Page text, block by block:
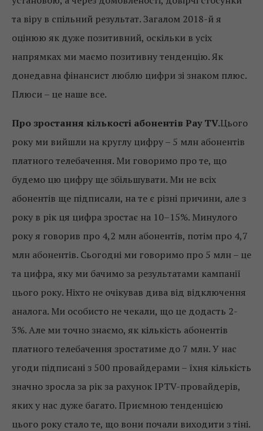
та віру в спільний результат. Загалом 2018-й я
оцінюю як дуже позитивний, оскільки в усіх
напрямках ми маємо позитивну тенденцію. Як
донедавна фінансист люблю цифри зі знаком плюс.
Плюси – це наше все.
Про зростання кількості абонентів Pay TV.Цього
року ми вийшли на круглу цифру – 5 млн абонентів
платного телебачення. Ми говоримо про те, що
будемо цю цифру ще збільшувати. Ми не всіх
абонентів ще підписали, на те є різні причини, але з
року в рік ця цифра зростає на 10–15%. Минулого
року я говорив про 4,2 млн абонентів, потім про 4,7
млн ​​абонентів. Сьогодні ми говоримо про 5 млн – це
та цифра, яку ми бачимо за результатами кампанії
цього року. Ніхто не очікував дива від відключення
аналога. Ми особисто не чекали, що це додасть 2-
3%. Але ми точно знаємо, як кількість абонентів
платного телебачення зростатиме до 7 млн. У нас
угоди підписані з 500 провайдерами – їхня кількість
значно зросла за рік за рахунок IPTV-провайдерів,
яких у нас дуже багато. Приємною тенденцією
цього року стало те, що вони почали виходити з тіні.